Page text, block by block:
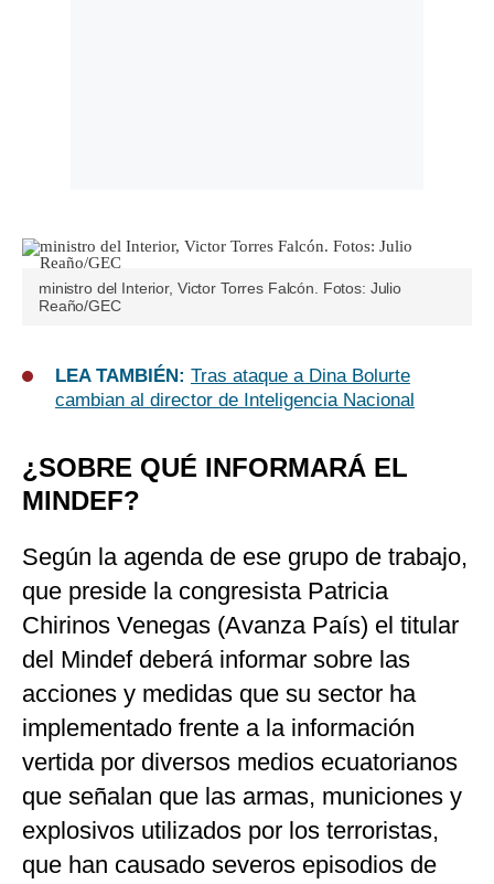
ministro del Interior, Victor Torres Falcón. Fotos: Julio
Reaño/GEC
LEA TAMBIÉN: Tras ataque a Dina Bolurte
cambian al director de Inteligencia Nacional
¿SOBRE QUÉ INFORMARÁ EL
MINDEF?
Según la agenda de ese grupo de trabajo,
que preside la congresista Patricia
Chirinos Venegas (Avanza País) el titular
del Mindef deberá informar sobre las
acciones y medidas que su sector ha
implementado frente a la información
vertida por diversos medios ecuatorianos
que señalan que las armas, municiones y
explosivos utilizados por los terroristas,
que han causado severos episodios de